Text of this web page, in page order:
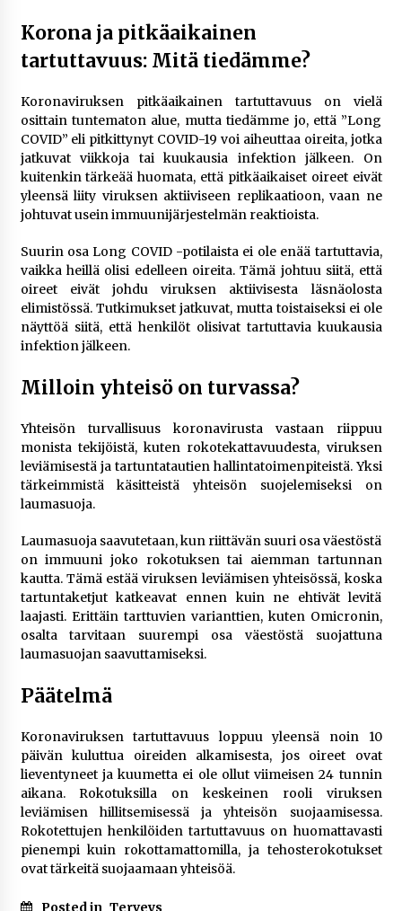
Korona ja pitkäaikainen
tartuttavuus: Mitä tiedämme?
Koronaviruksen pitkäaikainen tartuttavuus on vielä
osittain tuntematon alue, mutta tiedämme jo, että ”Long
COVID” eli pitkittynyt COVID-19 voi aiheuttaa oireita, jotka
jatkuvat viikkoja tai kuukausia infektion jälkeen. On
kuitenkin tärkeää huomata, että pitkäaikaiset oireet eivät
yleensä liity viruksen aktiiviseen replikaatioon, vaan ne
johtuvat usein immuunijärjestelmän reaktioista.
Suurin osa Long COVID -potilaista ei ole enää tartuttavia,
vaikka heillä olisi edelleen oireita. Tämä johtuu siitä, että
oireet eivät johdu viruksen aktiivisesta läsnäolosta
elimistössä. Tutkimukset jatkuvat, mutta toistaiseksi ei ole
näyttöä siitä, että henkilöt olisivat tartuttavia kuukausia
infektion jälkeen.
Milloin yhteisö on turvassa?
Yhteisön turvallisuus koronavirusta vastaan riippuu
monista tekijöistä, kuten rokotekattavuudesta, viruksen
leviämisestä ja tartuntatautien hallintatoimenpiteistä. Yksi
tärkeimmistä käsitteistä yhteisön suojelemiseksi on
laumasuoja.
Laumasuoja saavutetaan, kun riittävän suuri osa väestöstä
on immuuni joko rokotuksen tai aiemman tartunnan
kautta. Tämä estää viruksen leviämisen yhteisössä, koska
tartuntaketjut katkeavat ennen kuin ne ehtivät levitä
laajasti. Erittäin tarttuvien varianttien, kuten Omicronin,
osalta tarvitaan suurempi osa väestöstä suojattuna
laumasuojan saavuttamiseksi.
Päätelmä
Koronaviruksen tartuttavuus loppuu yleensä noin 10
päivän kuluttua oireiden alkamisesta, jos oireet ovat
lieventyneet ja kuumetta ei ole ollut viimeisen 24 tunnin
aikana. Rokotuksilla on keskeinen rooli viruksen
leviämisen hillitsemisessä ja yhteisön suojaamisessa.
Rokotettujen henkilöiden tartuttavuus on huomattavasti
pienempi kuin rokottamattomilla, ja tehosterokotukset
ovat tärkeitä suojaamaan yhteisöä.
Posted in Terveys